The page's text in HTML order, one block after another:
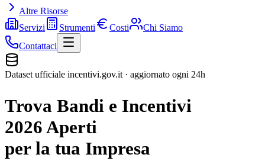
Altre Risorse
Servizi
Strumenti Costi
Chi Siamo
Contattaci
Dataset ufficiale incentivi.gov.it · aggiornato ogni 24h
Trova Bandi e Incentivi
2026 Aperti
per la tua Impresa